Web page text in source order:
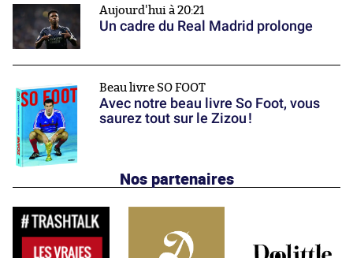
Aujourd'hui à 20:21
Un cadre du Real Madrid prolonge
Beau livre SO FOOT
Avec notre beau livre So Foot, vous
saurez tout sur le Zizou !
Nos partenaires